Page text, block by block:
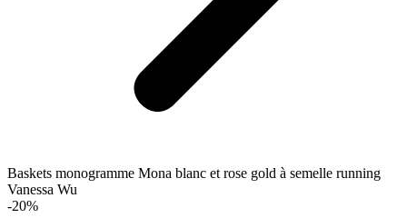
Baskets monogramme Mona blanc et rose gold à semelle running
Vanessa Wu
-20%